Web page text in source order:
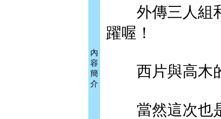
內
容
簡
介
外傳三人組和
躍喔！
西片與高木的
當然這次也是